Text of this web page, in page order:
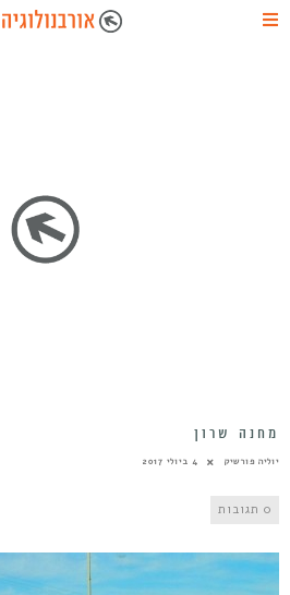
מחנה שרון
יוליה פורשיק 4 ביולי 2017
0 תגובות